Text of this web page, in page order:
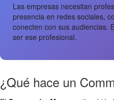
Las empresas necesitan
presencia en redes sociales,
conecten con sus audiencias.
ser ese profesional.
¿Qué hace un